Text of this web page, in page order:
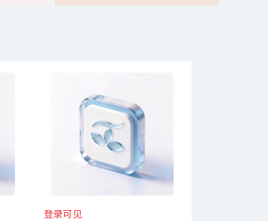
登录可见